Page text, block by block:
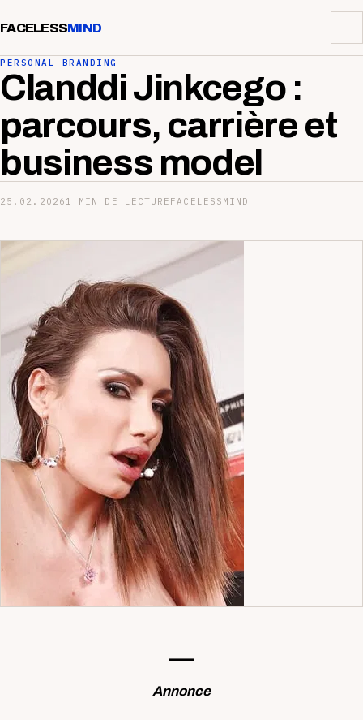
FACELESSMIND
PERSONAL BRANDING
Clanddi Jinkcego :
parcours, carrière et
business model
25.02.2026 1 MIN DE LECTURE FACELESSMIND
—-
Annonce